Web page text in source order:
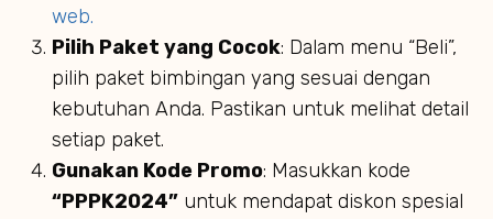
web.
Pilih Paket yang Cocok: Dalam menu “Beli”,
pilih paket bimbingan yang sesuai dengan
kebutuhan Anda. Pastikan untuk melihat detail
setiap paket.
Gunakan Kode Promo: Masukkan kode
“PPPK2024” untuk mendapat diskon spesial